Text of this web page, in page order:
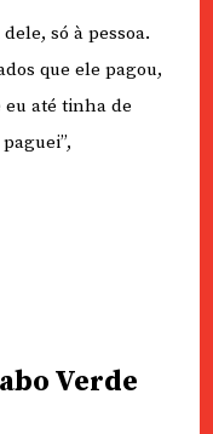
só à pessoa.
que ele pagou,
eu até tinha de
Verde